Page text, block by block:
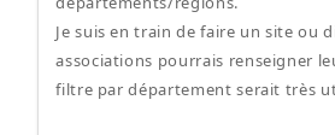
Je suis en train de faire un site ou
associations pourrais renseigner
filtre par département serait très